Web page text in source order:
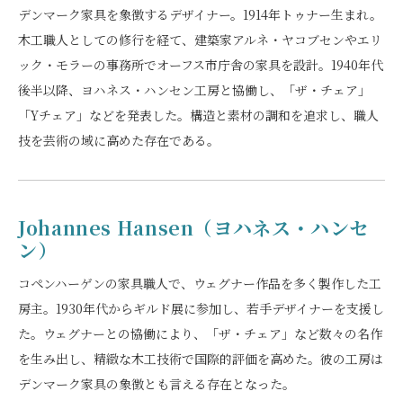
デンマーク家具を象徴するデザイナー。1914年トゥナー生まれ。
木工職人としての修行を経て、建築家アルネ・ヤコブセンやエリ
ック・モラーの事務所でオーフス市庁舎の家具を設計。1940年代
後半以降、ヨハネス・ハンセン工房と協働し、「ザ・チェア」
「Yチェア」などを発表した。構造と素材の調和を追求し、職人
技を芸術の域に高めた存在である。
Johannes Hansen（ヨハネス・ハンセ
ン）
コペンハーゲンの家具職人で、ウェグナー作品を多く製作した工
房主。1930年代からギルド展に参加し、若手デザイナーを支援し
た。ウェグナーとの協働により、「ザ・チェア」など数々の名作
を生み出し、精緻な木工技術で国際的評価を高めた。彼の工房は
デンマーク家具の象徴とも言える存在となった。